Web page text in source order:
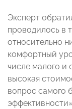
Эксперт
проводилось в
относительно
комфортный
числе малого и
высокая
вопрос самого